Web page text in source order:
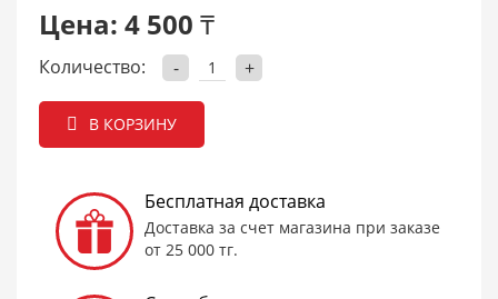
Цена: 4 500 ₸
Количество: - +
В КОРЗИНУ
Бесплатная доставка
Доставка за счет магазина при заказе
от 25 000 тг.